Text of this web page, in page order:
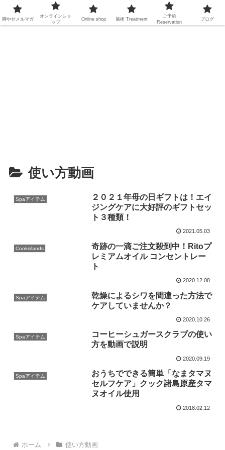
使い方動画
Spaアイテム
２０２１年母の日ギフトは！エイ
ジングケアに大好評のギフトセッ
ト３種類！
2021.05.03
Cookislands
奇跡の一滴ご注文殺到中！Ritoプ
レミアムオイル コンセントレー
ト
2020.12.08
Spaアイテム
乾燥によるシワを間違った方法で
ケアしていませんか？
2020.10.26
Spaアイテム
コーヒーシュガースクラブの使い
方を動画で説明
2020.09.19
Spaアイテム
おうちでできる簡単「なまタマヌ
セルフケア」クック諸島原産タマ
ヌオイル使用
2018.02.12
ホーム 使い方動画
脚やせメルマガ
オンラインショ
ップ
Online shop 施術Treatment
ご予約
Reservation
ブログ